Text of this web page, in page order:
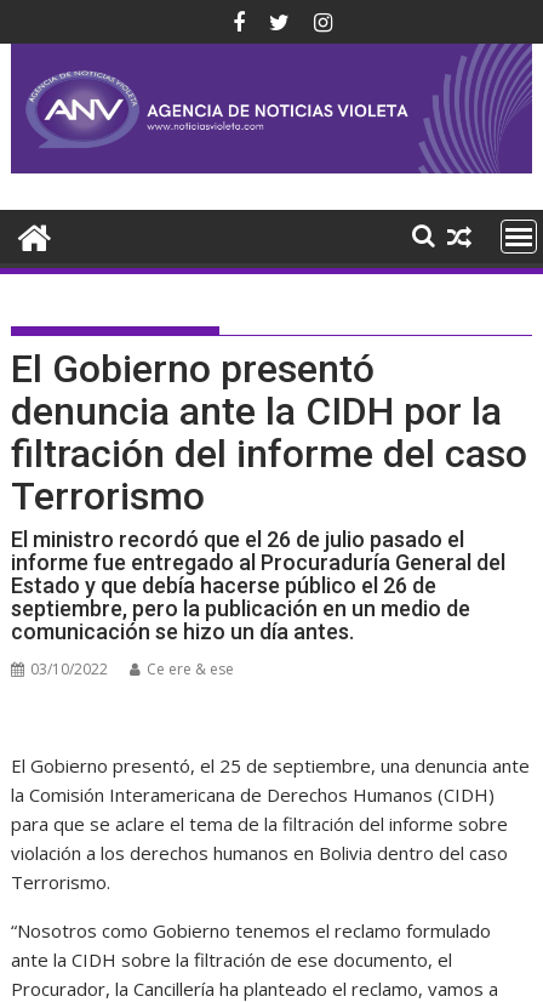
al
contenido
El Gobierno presentó
denuncia ante la CIDH por la
filtración del informe del caso
Terrorismo
El ministro recordó que el 26 de julio pasado el
informe fue entregado al Procuraduría General del
Estado y que debía hacerse público el 26 de
septiembre, pero la publicación en un medio de
comunicación se hizo un día antes.
03/10/2022 Ce ere & ese
El Gobierno presentó, el 25 de septiembre, una denuncia ante
la Comisión Interamericana de Derechos Humanos (CIDH)
para que se aclare el tema de la filtración del informe sobre
violación a los derechos humanos en Bolivia dentro del caso
Terrorismo.
“Nosotros como Gobierno tenemos el reclamo formulado
ante la CIDH sobre la filtración de ese documento, el
Procurador, la Cancillería ha planteado el reclamo, vamos a